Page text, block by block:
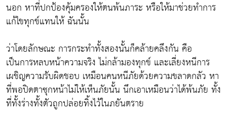
นอก หาที่ปกป้องคุ้มครองให้ตนพ้นภาระ หรือให้มาช่วยทำการ
แก้ไขทุกข์แทนให้ ฉันนั้น
ว่าโดยลักษณะ การกระทำทั้งสองนั้นก็คล้ายคลึงกัน คือ
เป็นการหลบหน้าความจริง ไม่กล้ามองทุกข์ และเลี่ยงหนีการ
เผชิญความรับผิดชอบ เหมือนคนหนีภัยด้วยความขลาดกลัว หา
ที่พอปิดตาซุกหน้าไม่ให้เห็นภัยนั้น นึกเอาเหมือนว่าได้พ้นภัย ทั้ง
ที่ทั้งร่างทั้งตัวถูกปล่อยทิ้งไว้ในภยันตราย